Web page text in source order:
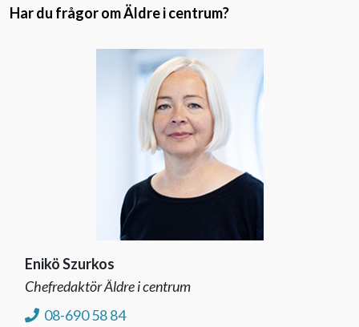
Har du frågor om Äldre i centrum?
Enikö Szurkos
Chefredaktör Äldre i centrum
08-690 58 84